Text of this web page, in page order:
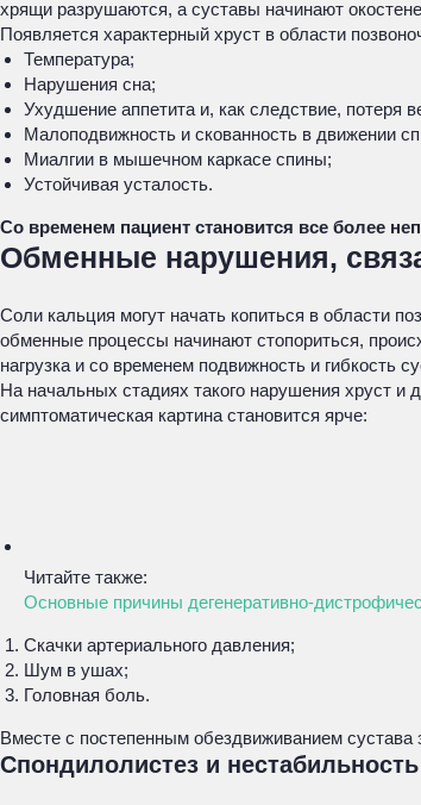
хрящи разрушаются, а суставы начинают
Появляется характерный хруст в области
Температура;
Нарушения сна;
Ухудшение аппетита и, как следствие, потеря
Малоподвижность и скованность в движении
Миалгии в мышечном каркасе спины;
Устойчивая усталость.
Со временем пациент становится все более
Обменные нарушения,
Соли кальция могут начать копиться в области
обменные процессы начинают стопориться,
нагрузка и со временем подвижность и гибкость
На начальных стадиях такого нарушения хруст
симптоматическая картина становится ярче:
Читайте также:
Основные причины дегенеративно-
Скачки артериального давления;
Шум в ушах;
Головная боль.
Вместе с постепенным обездвиживанием
Спондилолистез и